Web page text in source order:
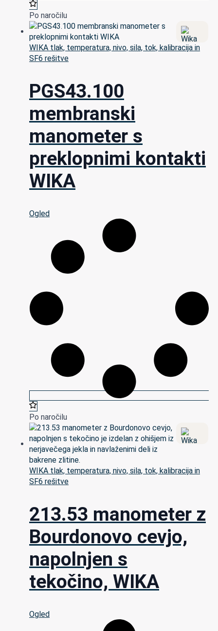
Po naročilu
WIKA tlak, temperatura, nivo, sila, tok, kalibracija in
SF6 rešitve
PGS43.100
membranski
manometer s
preklopnimi kontakti
WIKA
Ogled
Po naročilu
WIKA tlak, temperatura, nivo, sila, tok, kalibracija in
SF6 rešitve
213.53 manometer z
Bourdonovo cevjo,
napolnjen s
tekočino, WIKA
Ogled